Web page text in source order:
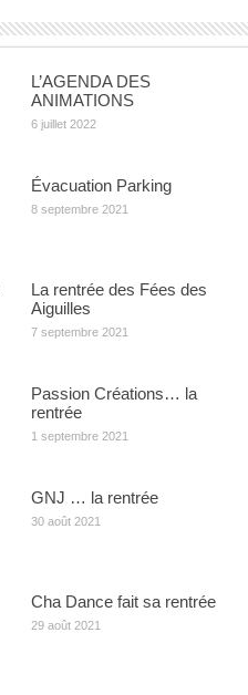
L’AGENDA DES
ANIMATIONS
6 juillet 2022
Évacuation Parking
8 septembre 2021
La rentrée des Fées des
Aiguilles
7 septembre 2021
Passion Créations… la
rentrée
1 septembre 2021
GNJ … la rentrée
30 août 2021
Cha Dance fait sa rentrée
29 août 2021